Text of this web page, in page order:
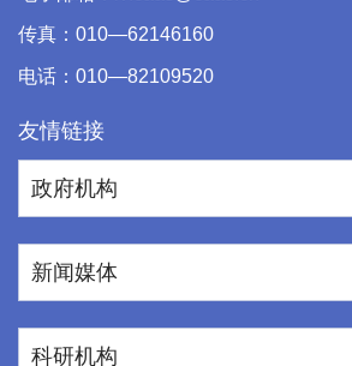
传真：010—62146160
电话：010—82109520
友情链接
政府机构
新闻媒体
科研机构